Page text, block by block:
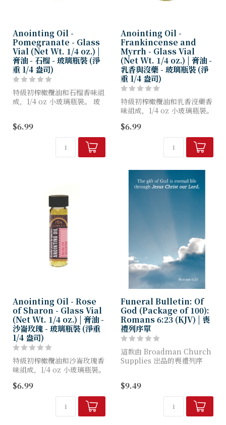
Anointing Oil -
Pomegranate - Glass
Vial (Net Wt. 1/4 oz.) |
膏油 - 石榴 - 玻璃瓶裝 (淨
重 1/4 盎司)
特級初榨橄欖油和石榴香味組
成，1/4 oz 小玻璃瓶裝。 玻
$6.99
Anointing Oil -
Frankincense and
Myrrh - Glass Vial
(Net Wt. 1/4 oz.) | 膏油 -
乳香與沒藥 - 玻璃瓶裝 (淨
重 1/4 盎司)
特級初榨橄欖油和乳香沒藥香
味組成，1/4 oz 小玻璃瓶裝。
蓋。
$6.99
Anointing Oil - Rose
of Sharon - Glass Vial
(Net Wt. 1/4 oz.) | 膏油 -
沙崙玫瑰 - 玻璃瓶裝 (淨重
1/4 盎司)
特級初榨橄欖油和沙崙玫瑰香
味組成，1/4 oz 小玻璃瓶裝。
蓋。
$6.99
Funeral Bulletin: Of
God (Package of 100):
Romans 6:23 (KJV) | 喪
禮列序單
這款由 Broadman Church
Supplies 出品的喪禮列序
設計。刊載的經文摘自《聖
經》欽定版（...
$9.49